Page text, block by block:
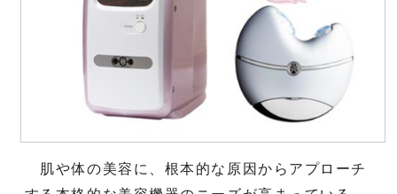
肌や体の美容に、根本的な原因からアプローチ